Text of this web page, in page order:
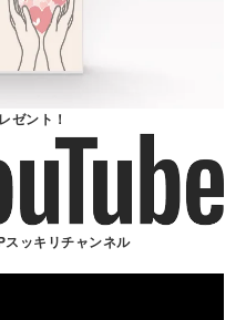
ゼント！
ッキリチャンネル